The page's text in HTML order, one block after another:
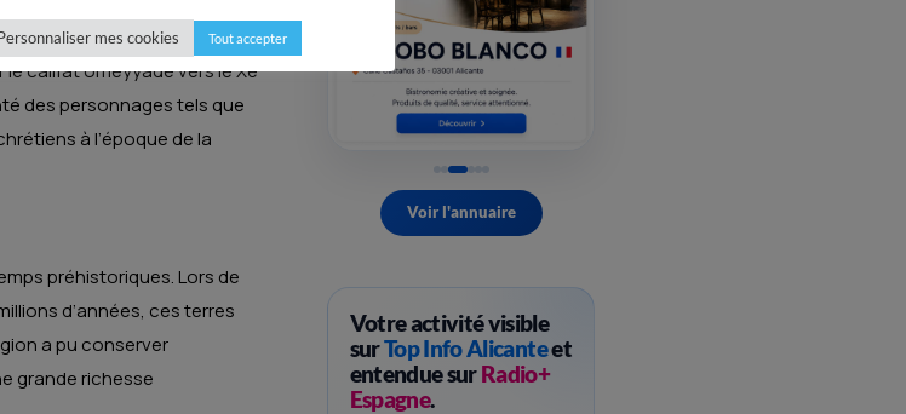
califat omeyyade vers le Xe
des personnages tels que
à l’époque de la
préhistoriques. Lors de
d’années, ces terres
a pu conserver
grande richesse
Voir l'annuaire
Votre activité visible
surTop Info Alicanteet
entendue surRadio+
Espagne.
mes cookies Tout accepter